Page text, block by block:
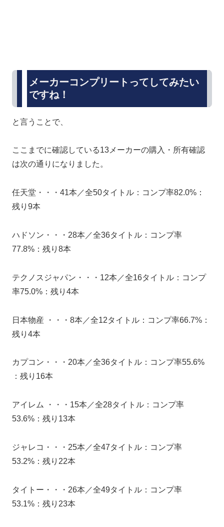
メーカーコンプリートってしてみたい
ですね！
と言うことで、
ここまでに確認している13メーカーの購入・所有確認
は次の通りになりました。
任天堂・・・41本／全50タイトル：コンプ率82.0%：
残り9本
ハドソン・・・28本／全36タイトル：コンプ率
77.8%：残り8本
テクノスジャパン・・・12本／全16タイトル：コンプ
率75.0%：残り4本
日本物産 ・・・8本／全12タイトル：コンプ率66.7%：
残り4本
カプコン・・・20本／全36タイトル：コンプ率55.6%
：残り16本
アイレム ・・・15本／全28タイトル：コンプ率
53.6%：残り13本
ジャレコ・・・25本／全47タイトル：コンプ率
53.2%：残り22本
タイトー・・・26本／全49タイトル：コンプ率
53.1%：残り23本